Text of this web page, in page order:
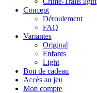
Concept
Déroulement
FAQ
Variantes
Original
Enfants
Light
Bon de cadeau
Accès au jeu
Mon compte